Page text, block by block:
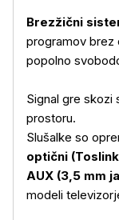
Več o izdelku
Brezžični
programov brez
popolno
Signal gre skozi
prostoru.
Slušalke so
optični
AUX (3,5 mm
modeli